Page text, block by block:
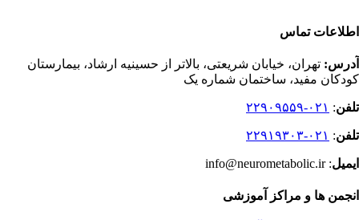
اطلاعات تماس
آدرس: تهران، خیابان شریعتی، بالاتر از حسینیه ارشاد، بیمارستان
کودکان مفید، ساختمان شماره یک
تلفن: ۰۲۱-۲۲۹۰۹۵۵۹
تلفن: ۰۲۱-۲۲۹۱۹۳۰۳
ایمیل: info@neurometabolic.ir
انجمن ها و مراکز آموزشی